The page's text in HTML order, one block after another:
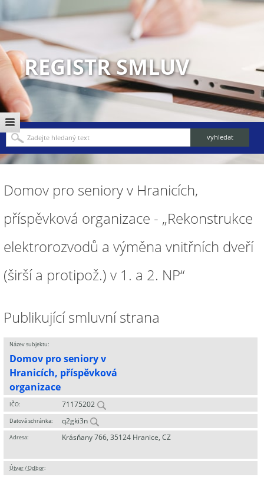
REGISTR SMLUV
Domov pro seniory v Hranicích,
příspěvková organizace - „Rekonstrukce
elektrorozvodů a výměna vnitřních dveří
(širší a protipož.) v 1. a 2. NP“
Publikující smluvní strana
Název subjektu:
Domov pro seniory v
Hranicích, příspěvková
organizace
IČO: 71175202
Datová schránka: q2gki3n
Adresa: Krásňany 766, 35124 Hranice, CZ
Útvar / Odbor: